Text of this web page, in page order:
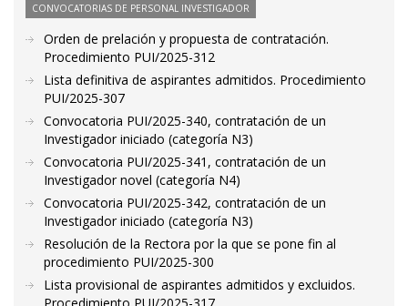
CONVOCATORIAS DE PERSONAL INVESTIGADOR
Orden de prelación y propuesta de contratación.
Procedimiento PUI/2025-312
Lista definitiva de aspirantes admitidos. Procedimiento
PUI/2025-307
Convocatoria PUI/2025-340, contratación de un
Investigador iniciado (categoría N3)
Convocatoria PUI/2025-341, contratación de un
Investigador novel (categoría N4)
Convocatoria PUI/2025-342, contratación de un
Investigador iniciado (categoría N3)
Resolución de la Rectora por la que se pone fin al
procedimiento PUI/2025-300
Lista provisional de aspirantes admitidos y excluidos.